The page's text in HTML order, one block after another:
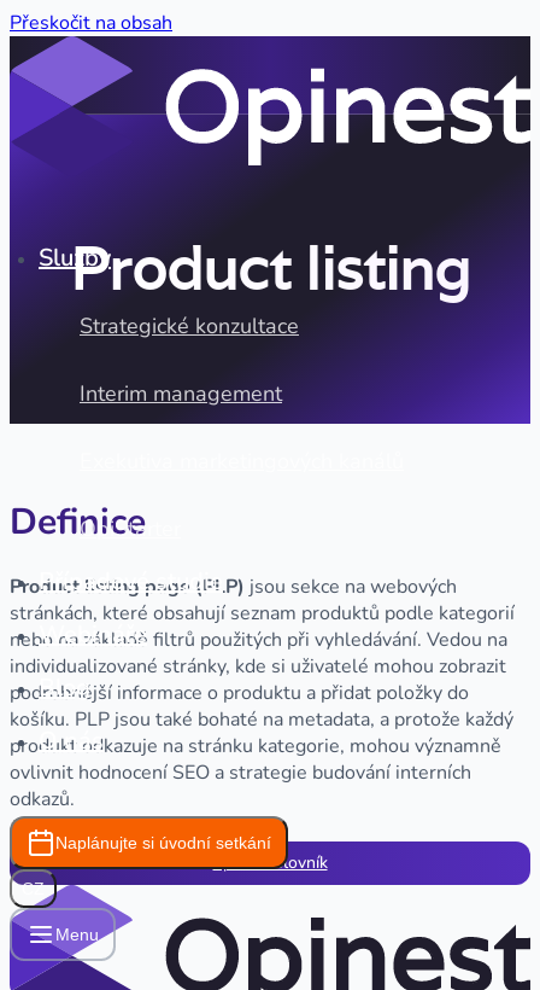
Přeskočit na obsah
Služby
Strategické konzultace
Interim management
OpiStarter
Případové studie
Webináře
Blog
O nás
Naplánujte si úvodní setkání
CZ
Menu
Product listing
Definice
Product listing page (PLP) jsou sekce na webových
stránkách, které obsahují seznam produktů podle kategorií
nebo na základě filtrů použitých při vyhledávání. Vedou na
individualizované stránky, kde si uživatelé mohou zobrazit
podrobnější informace o produktu a přidat položky do
košíku. PLP jsou také bohaté na metadata, a protože každý
produkt odkazuje na stránku kategorie, mohou významně
ovlivnit hodnocení SEO a strategie budování interních
odkazů.
Zpět na slovník